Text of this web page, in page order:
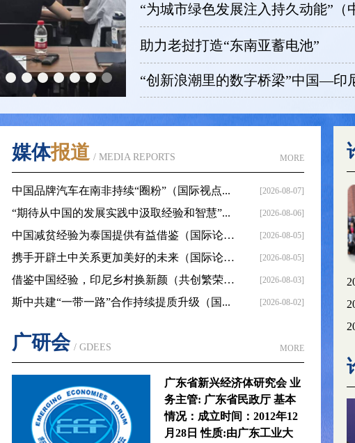
“为城市绿色发展注入持久动能”
助力老挝打造“东南亚蓄电池”
“创新浪潮里的数字桥梁”中国—印
媒体报道 / MEDIA REPORTS MORE
中国品牌汽车在南非持续“圈粉”（国际视点... [2026-08-07]
“期待从中国的发展实践中汲取经验和智慧”... [2026-08-06]
中国减贫经验为泰国提供有益借鉴（国际论坛... [2026-08-05]
携手开辟土中关系更加美好的未来（国际论坛... [2026-08-05]
借鉴中国经验，印尼乡村换新颜（共创繁荣发... [2026-08-03]
斯中共建“一带一路”合作持续提质升级（国... [2026-08-02]
广研会 / GDEES MORE
广东省新兴经济体研究会 业
务主管: 广东省民政厅 基本
情况：成立时间：2012年12
月28日 性质:由广东工业大